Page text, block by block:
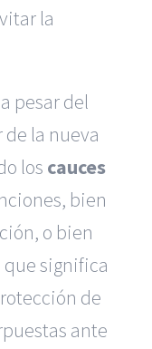
la
pesar del
la nueva
los cauces
bien
o bien
significa
de
ante